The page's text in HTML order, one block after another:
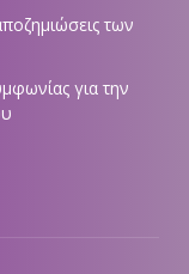
των
για την